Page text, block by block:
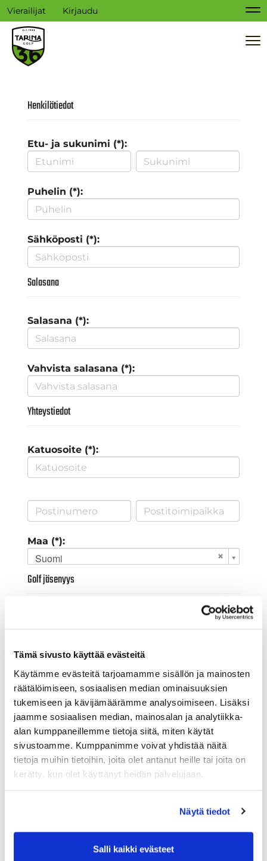
Tämä sivusto käyttää evästeitä
Käytämme evästeitä tarjoamamme sisällön ja mainosten
räätälöimiseen, sosiaalisen median ominaisuuksien
tukemiseen ja kävijämäärämme analysoimiseen. Lisäksi
jaamme sosiaalisen median, mainosalan ja analytiikka-
alan kumppaneillemme tietoja siitä, miten käytät
sivustoamme. Kumppanimme voivat yhdistää näitä
tietoja muihin tietoihin, joita olet antanut heille tai joita on
kerätty, kun olet käyttänyt heidän palvelujaan.
Näytä tiedot
Salli kaikki evästeet
Vierailijat Kirjaudu
Henkilötiedot
Etu- ja sukunimi (*):
Puhelin (*):
Sähköposti (*):
Salasana
Salasana (*):
Vahvista salasana (*):
Yhteystiedot
Katuosoite (*):
Maa (*):
Suomi
Golf jäsenyys
Lisätiedot
Syntymäaika: (*)